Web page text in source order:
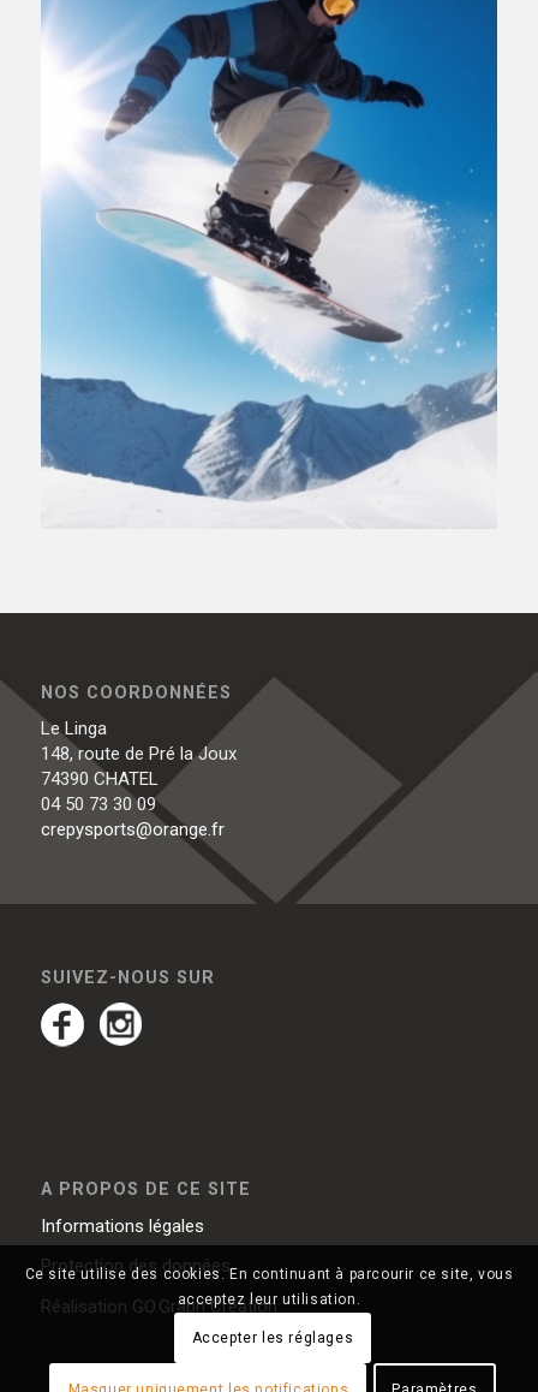
NOS COORDONNÉES
Le Linga
148, route de Pré la Joux
74390 CHATEL
04 50 73 30 09
crepysports@orange.fr
SUIVEZ-NOUS SUR
A PROPOS DE CE SITE
Informations légales
Protection des données
Réalisation GO.Graph Création
Ce site utilise des cookies. En continuant à parcourir ce site, vous
acceptez leur utilisation.
Accepter les réglages